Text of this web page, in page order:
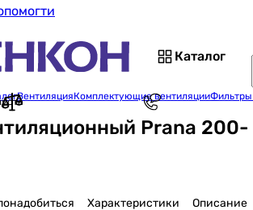
Каталог
ВентиляцияКомплектующие вентиляцииФильтры
Prana 200-
Характеристики Описание